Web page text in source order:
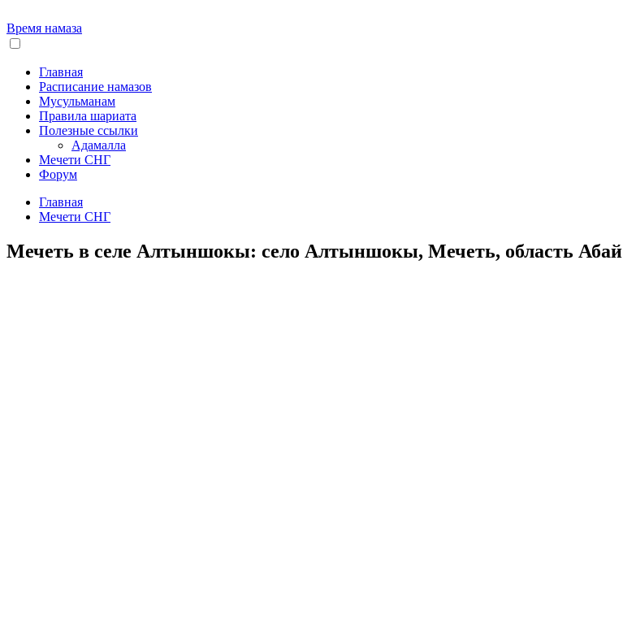
Время намаза
Главная
Расписание намазов
Мусульманам
Правила шариата
Полезные ссылки
Адамалла
Мечети СНГ
Форум
Главная
Мечети СНГ
Мечеть в селе Алтыншокы: село Алтыншокы, Мечеть, область Абай